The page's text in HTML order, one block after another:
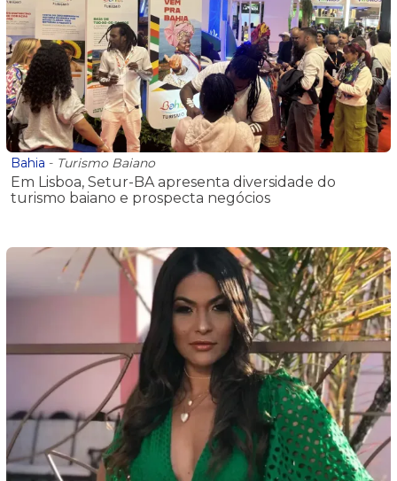
Bahia - Turismo Baiano
Em Lisboa, Setur-BA apresenta diversidade do
turismo baiano e prospecta negócios